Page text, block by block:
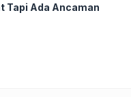
Tapi Ada Ancaman